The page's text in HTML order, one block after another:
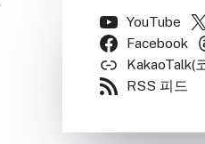
YouTube
Facebook
KakaoTalk(
RSS 피드